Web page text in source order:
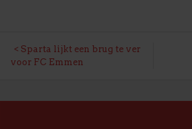
BERICHT
Sparta lijkt een brug te ver
voor FC Emmen